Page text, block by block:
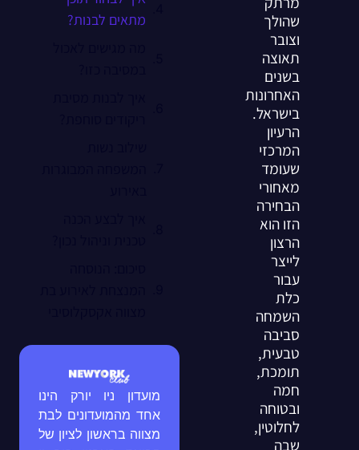
שהולך
וצובר
תאוצה
בשנים
האחרונות
בישראל.
הרעיון
המרכזי
שעומד
מאחורי
הבחירה
הזו הוא
הרצון
לייצר
עבור
כלת
השמחה
סביבה
טבעית,
תומכת,
חמה
ובטוחה
לחלוטין,
שבה
מתאים לבנות?
מועדון ניו יורק הינו
אחד מהמועדונים לבת
מצווה בראשון לציון של